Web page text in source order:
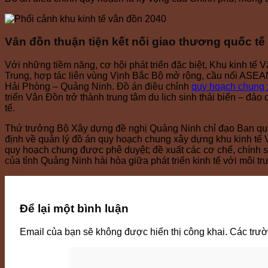
Vân đồn thuận tiện kết nối giao thương quốc tế
Với những tiềm năng, cơ hội phát triển đặc biệt, Khu kinh tế
Trung, hợp tác liên vùng Vịnh Bắc Bộ mở rộng, cầu nối
Hải Phòng – Quảng Ninh. Đồ án điều chỉnh quy hoạch
triển Vân Đồn trở thành trung tâm du lịch sinh thái biển –
tế.
Thứ trưởng Bộ Xây dựng đề nghị Quảng Ninh chỉ đạo Ban
định về quản lý đồ án quy hoạch chung xây dựng khu kinh
quy hoạch chung được phê duyệt; đề xuất các cơ chế, chính
của tỉnh Quảng Ninh hài hòa giữa phát triển kinh tế với môi
Để lại một bình luận
Email của bạn sẽ không được hiển thị công khai. Các